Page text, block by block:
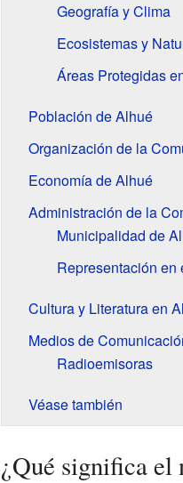
Geografía y Clima
Ecosistemas y
Áreas Protegidas
Población de Alhué
Organización de la
Economía de Alhué
Administración de la
Municipalidad de
Representación en
Cultura y Literatura en
Medios de
Radioemisoras
Véase también
¿Qué significa el